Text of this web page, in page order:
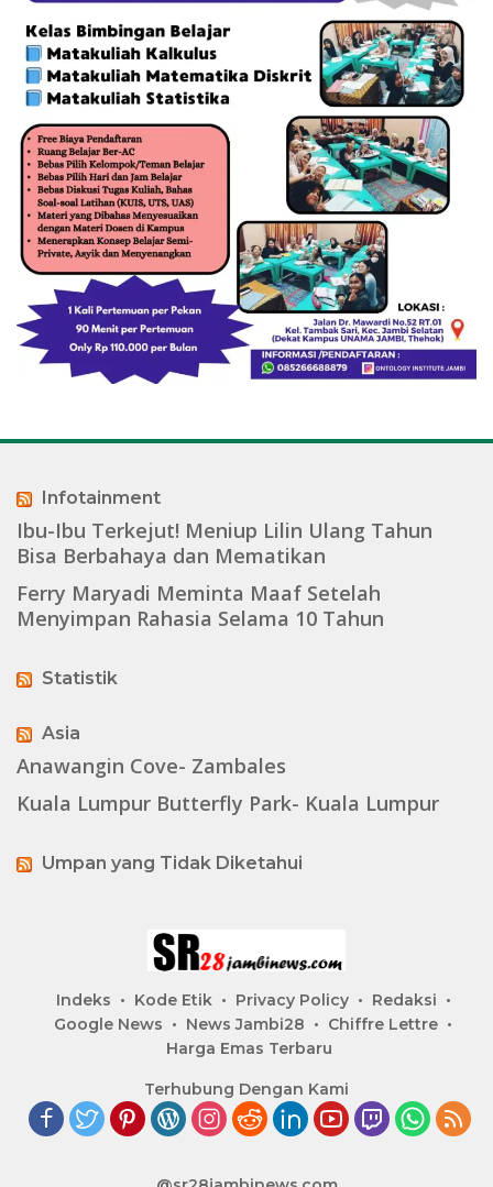
Infotainment
Ibu-Ibu Terkejut! Meniup Lilin Ulang Tahun
Bisa Berbahaya dan Mematikan
Ferry Maryadi Meminta Maaf Setelah
Menyimpan Rahasia Selama 10 Tahun
Statistik
Asia
Anawangin Cove- Zambales
Kuala Lumpur Butterfly Park- Kuala Lumpur
Umpan yang Tidak Diketahui
Indeks Kode Etik Privacy Policy
Redaksi
Google News
News Jambi28
Chiffre Lettre
Harga Emas Terbaru
Terhubung Dengan Kami